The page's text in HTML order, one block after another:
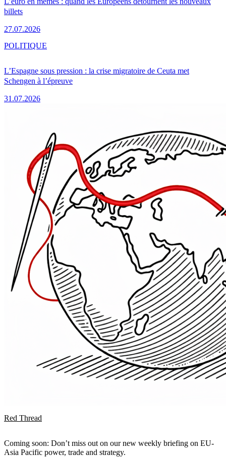
billets
27.07.2026
L’Espagne sous pression : la crise migratoire de Ceuta met
Schengen à l’épreuve
31.07.2026
POLITIQUE
Red Thread
Coming soon: Don’t miss out on our new weekly briefing on EU-
Asia Pacific power, trade and strategy.